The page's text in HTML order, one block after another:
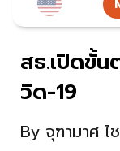
สธ.เปิดขั้น
วิด-19
By จุฑามาศ